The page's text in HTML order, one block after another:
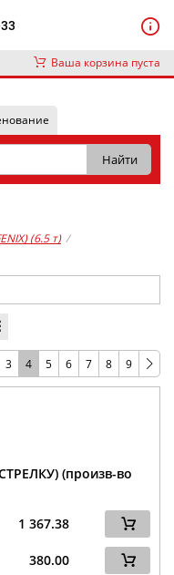
Ваша корзина пуста
(6.5 т) /
3 4 5 6 7 8 9
(произв-во
1 367.38
380.00